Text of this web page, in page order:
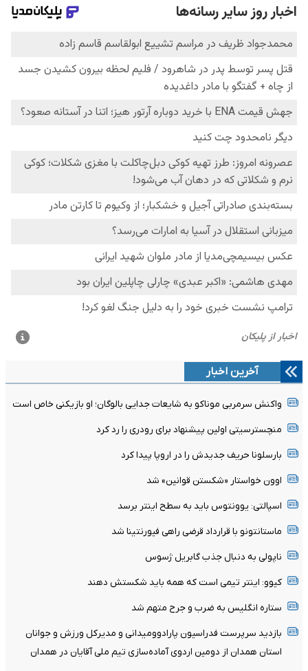
آخرین اخبار
واکنش سرمربی موناکو به شایعات جدایی بالوگان؛ او بازیکنی خاص است
منچسترسیتی اولین پیشنهاد برای رودری را رد کرد
بارسلونا حریف جدیدش را در اروپا پیدا کرد
اوون خواستار «شکستن قوانین» شد
اسپالتی: یوونتوس باید به سطح اینتر برسد
ماستانتونو با قرارداد قرضی راهی فیورنتینا شد
ناپولی به دنبال جذب گابریل ژسوس
کیوو: اینتر تیمی است که همه باید شکستش دهند
ستاره انگلیس به ضرب و جرح متهم شد
بازدید سرپرست فدراسیون پارادوومیدانی و مدیرکل ورزش و جوانان
استان همدان از دومین اردوی آماده‌سازی تیم ملی آقایان در همدان